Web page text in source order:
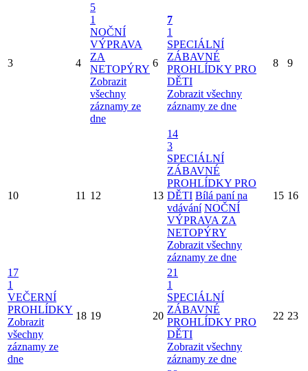
3 4
5
1
NOČNÍ
VÝPRAVA
ZA
NETOPÝRY
Zobrazit
všechny
záznamy ze
dne
6
7
1
SPECIÁLNÍ
ZÁBAVNÉ
PROHLÍDKY PRO
DĚTI
Zobrazit všechny
záznamy ze dne
8 9
10 11 12 13
14
3
SPECIÁLNÍ
ZÁBAVNÉ
PROHLÍDKY PRO
DĚTI Bílá paní na
vdávání NOČNÍ
VÝPRAVA ZA
NETOPÝRY
Zobrazit všechny
záznamy ze dne
15 16
17
1
VEČERNÍ
PROHLÍDKY
Zobrazit
všechny
záznamy ze
dne
18 19 20
21
1
SPECIÁLNÍ
ZÁBAVNÉ
PROHLÍDKY PRO
DĚTI
Zobrazit všechny
záznamy ze dne
22 23